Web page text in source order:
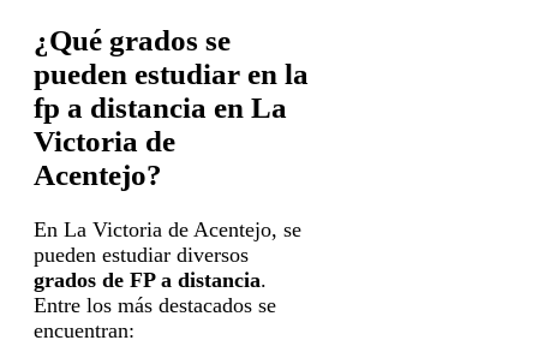
¿Qué grados se
pueden estudiar en la
fp a distancia en La
Victoria de
Acentejo?
En La Victoria de Acentejo, se
pueden estudiar diversos
grados de FP a distancia.
Entre los más destacados se
encuentran: